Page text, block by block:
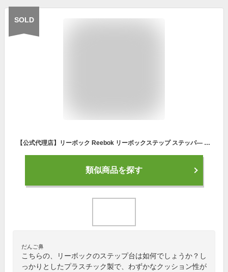
SOLD
【公式代理店】リーボック Reebok リーボックステップ ステッパ— トレーニング ステップ台 踏み台昇降 ステッパ— ホームジム ダイエット トレーニング 踏み台昇降 ホームジム アイテム 器具 高齢者 黒 運動 脚痩せ お腹 お腹周り グレー ブラック
類似商品を探す
だんご鼻
こちらの、リーボックのステップ台は如何でしょうか？し
っかりとしたプラスチック製で、わずかなクッション性が